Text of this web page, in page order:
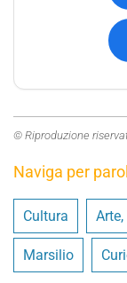
© Riproduzione
Naviga per
Cultura
Marsilio